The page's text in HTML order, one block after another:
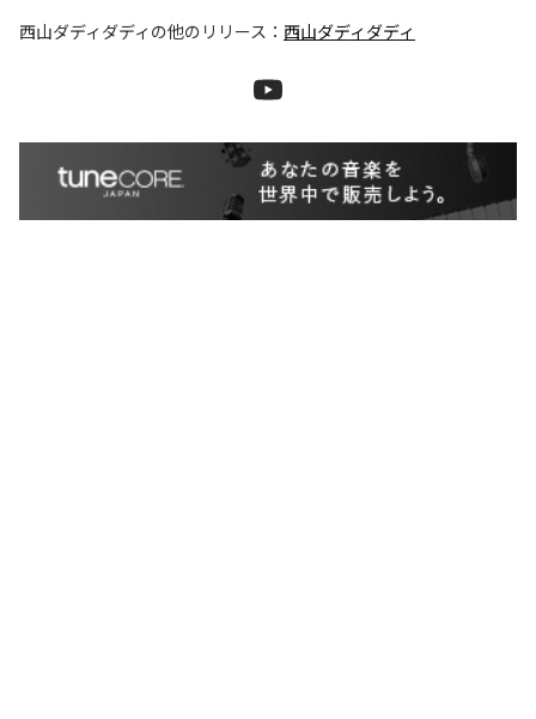
西山ダディダディ の他のリリース： 西山ダディダディ